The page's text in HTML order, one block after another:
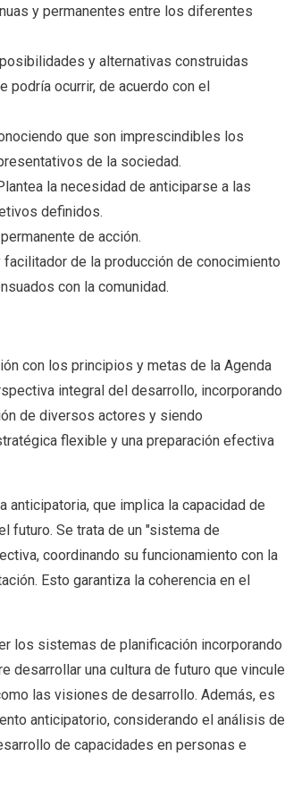
y permanentes entre los diferentes
y alternativas construidas
ocurrir, de acuerdo con el
que son imprescindibles los
de la sociedad.
la necesidad de anticiparse a las
definidos.
de acción.
de la producción de conocimiento
con la comunidad.
con los principios y metas de la Agenda
integral del desarrollo, incorporando
de diversos actores y siendo
flexible y una preparación efectiva
anticipatoria, que implica la capacidad de
futuro. Se trata de un "sistema de
coordinando su funcionamiento con la
Esto garantiza la coherencia en el
los sistemas de planificación incorporando
desarrollar una cultura de futuro que vincule
las visiones de desarrollo. Además, es
anticipatorio, considerando el análisis de
de capacidades en personas e